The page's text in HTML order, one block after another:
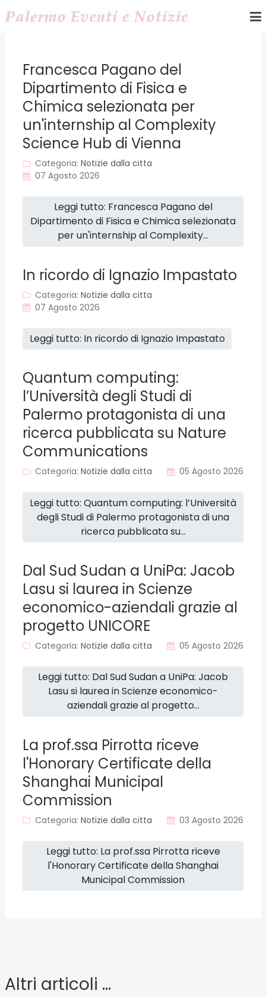
Francesca Pagano del
Dipartimento di Fisica e
Chimica selezionata per
un'internship al Complexity
Science Hub di Vienna
Categoria: Notizie dalla citta
07 Agosto 2026
Leggi tutto: Francesca Pagano del
Dipartimento di Fisica e Chimica selezionata
per un'internship al Complexity...
In ricordo di Ignazio Impastato
Categoria: Notizie dalla citta
07 Agosto 2026
Leggi tutto: In ricordo di Ignazio Impastato
Quantum computing:
l’Università degli Studi di
Palermo protagonista di una
ricerca pubblicata su Nature
Communications
Categoria: Notizie dalla citta 05 Agosto 2026
Leggi tutto: Quantum computing: l’Università
degli Studi di Palermo protagonista di una
ricerca pubblicata su...
Dal Sud Sudan a UniPa: Jacob
Lasu si laurea in Scienze
economico-aziendali grazie al
progetto UNICORE
Categoria: Notizie dalla citta 05 Agosto 2026
Leggi tutto: Dal Sud Sudan a UniPa: Jacob
Lasu si laurea in Scienze economico-
aziendali grazie al progetto...
La prof.ssa Pirrotta riceve
l'Honorary Certificate della
Shanghai Municipal
Commission
Categoria: Notizie dalla citta 03 Agosto 2026
Leggi tutto: La prof.ssa Pirrotta riceve
l'Honorary Certificate della Shanghai
Municipal Commission
Altri articoli …